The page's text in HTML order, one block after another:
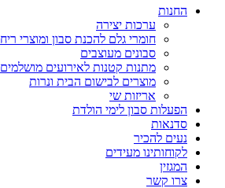
החנות
ערכות יצירה
חומרי גלם להכנת סבון ומוצרי ריח
סבונים מעוצבים
מתנות קטנות לאירועים מושלמים
מוצרים לבישום הבית ונרות
אריזות שי
הפעלות סבון לימי הולדת
סדנאות
נעים להכיר
לקוחותינו מעידים
המגזין
צרו קשר